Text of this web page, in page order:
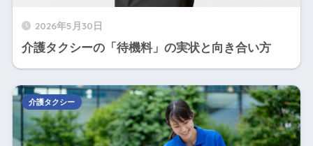
2026年5月30日
介護タクシーの「待機料」の実状と向き合い方
介護タクシー